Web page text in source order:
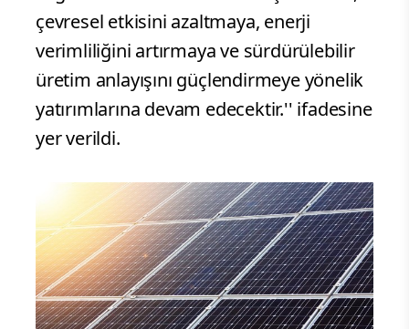
çevresel etkisini azaltmaya, enerji
verimliliğini artırmaya ve sürdürülebilir
üretim anlayışını güçlendirmeye yönelik
yatırımlarına devam edecektir.'' ifadesine
yer verildi.